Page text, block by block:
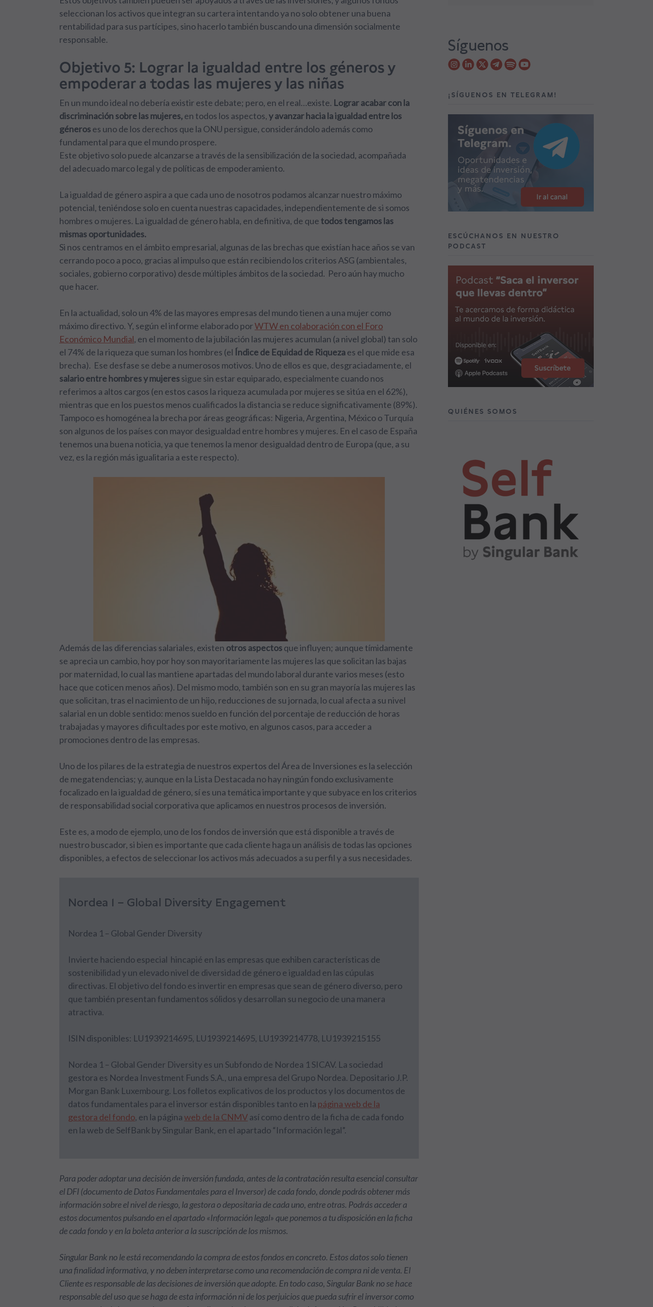
seleccionan los activos que integran su cartera intentando ya no solo obtener una buena
rentabilidad para sus partícipes, sino hacerlo también buscando una dimensión socialmente
responsable.
Objetivo 5: Lograr la igualdad entre los géneros y
empoderar a todas las mujeres y las niñas
En un mundo ideal no debería existir este debate; pero, en el real…existe. Lograr acabar con la
discriminación sobre las mujeres,en todos los aspectos,y avanzar hacia la igualdad entre los
géneroses uno de los derechos que la ONU persigue, considerándolo además como
fundamental para que el mundo prospere.
Este objetivo solo puede alcanzarse a través de la sensibilización de la sociedad, acompañada
del adecuado marco legal y de políticas de empoderamiento.
La igualdad de género aspira a que cada uno de nosotros podamos alcanzar nuestro máximo
potencial, teniéndose solo en cuenta nuestras capacidades, independientemente de si somos
hombres o mujeres. La igualdad de género habla, en definitiva, de que todos tengamos las
mismas oportunidades.
Si nos centramos en el ámbito empresarial, algunas de las brechas que existían hace años se van
cerrando poco a poco, gracias al impulso que están recibiendo los criterios ASG (ambientales,
sociales, gobierno corporativo) desde múltiples ámbitos de la sociedad. Pero aún hay mucho
que hacer.
En la actualidad, solo un 4% de las mayores empresas del mundo tienen a una mujer como
máximo directivo. Y, según el informe elaborado porWTW en colaboración con el Foro
Económico Mundial, en el momento de la jubilación las mujeres acumulan (a nivel global) tan solo
el 74% de la riqueza que suman los hombres (el Índice de Equidad de Riquezaes el que mide esa
brecha). Ese desfase se debe a numerosos motivos. Uno de ellos es que, desgraciadamente, el
salario entre hombres y mujeressigue sin estar equiparado, especialmente cuando nos
referimos a altos cargos (en estos casos la riqueza acumulada por mujeres se sitúa en el 62%),
mientras que en los puestos menos cualificados la distancia se reduce significativamente (89%).
Tampoco es homogénea la brecha por áreas geográficas: Nigeria, Argentina, México o Turquía
son algunos de los países con mayor desigualdad entre hombres y mujeres. En el caso de España
tenemos una buena noticia, ya que tenemos la menor desigualdad dentro de Europa (que, a su
vez, es la región más igualitaria a este respecto).
Además de las diferencias salariales, existen otros aspectosque influyen; aunque tímidamente
se aprecia un cambio, hoy por hoy son mayoritariamente las mujeres las que solicitan las bajas
por maternidad, lo cual las mantiene apartadas del mundo laboral durante varios meses (esto
hace que coticen menos años). Del mismo modo, también son en su gran mayoría las mujeres las
que solicitan, tras el nacimiento de un hijo, reducciones de su jornada, lo cual afecta a su nivel
salarial en un doble sentido: menos sueldo en función del porcentaje de reducción de horas
trabajadas y mayores dificultades por este motivo, en algunos casos, para acceder a
promociones dentro de las empresas.
Uno de los pilares de la estrategia de nuestros expertos del Área de Inversiones es la selección
de megatendencias; y, aunque en la Lista Destacada no hay ningún fondo exclusivamente
focalizado en la igualdad de género, sí es una temática importante y que subyace en los criterios
de responsabilidad social corporativa que aplicamos en nuestros procesos de inversión.
Este es, a modo de ejemplo, uno de los fondos de inversión que está disponible a través de
nuestro buscador, si bien es importante que cada cliente haga un análisis de todas las opciones
disponibles, a efectos de seleccionar los activos más adecuados a su perfil y a sus necesidades.
Nordea 1 – Global Diversity Engagement
Nordea 1 – Global Gender Diversity
Invierte haciendo especial hincapié en las empresas que exhiben características de
sostenibilidad y un elevado nivel de diversidad de género e igualdad en las cúpulas
directivas. El objetivo del fondo es invertir en empresas que sean de género diverso, pero
que también presentan fundamentos sólidos y desarrollan su negocio de una manera
atractiva.
ISIN disponibles: LU1939214695, LU1939214695, LU1939214778, LU1939215155
Nordea 1 – Global Gender Diversity es un Subfondo de Nordea 1 SICAV. La sociedad
gestora es Nordea Investment Funds S.A., una empresa del Grupo Nordea. Depositario J.P.
Morgan Bank Luxembourg. Los folletos explicativos de los productos y los documentos de
datos fundamentales para el inversor están disponibles tanto en la página web de la
gestora del fondo, en la páginaweb de la CNMVasí como dentro de la ficha de cada fondo
en la web de SelfBank by Singular Bank, en el apartado “Información legal”.
Para poder adoptar una decisión de inversión fundada, antes de la contratación resulta esencial consultar
el DFI (documento de Datos Fundamentales para el Inversor) de cada fondo, donde podrás obtener más
información sobre el nivel de riesgo, la gestora o depositaria de cada uno, entre otras. Podrás acceder a
estos documentos pulsando en el apartado «Información legal» que ponemos a tu disposición en la ficha
de cada fondo y en la boleta anterior a la suscripción de los mismos.
Singular Bank no le está recomendando la compra de estos fondos en concreto. Estos datos solo tienen
una finalidad informativa, y no deben interpretarse como una recomendación de compra ni de venta. El
Cliente es responsable de las decisiones de inversión que adopte. En todo caso, Singular Bank no se hace
responsable del uso que se haga de esta información ni de los perjuicios que pueda sufrir el inversor como
Síguenos
¡SÍGUENOS EN TELEGRAM!
ESCÚCHANOS EN NUESTRO
PODCAST
QUIÉNES SOMOS